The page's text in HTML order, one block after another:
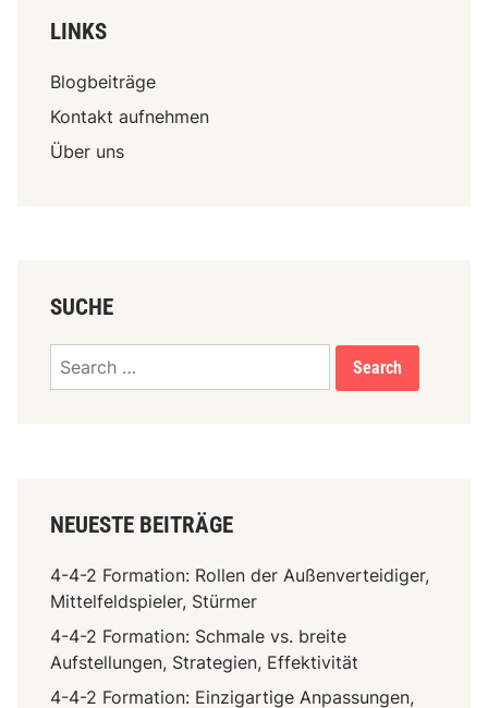
LINKS
Blogbeiträge
Kontakt aufnehmen
Über uns
SUCHE
Search
NEUESTE BEITRÄGE
4-4-2 Formation: Rollen der Außenverteidiger,
Mittelfeldspieler, Stürmer
4-4-2 Formation: Schmale vs. breite
Aufstellungen, Strategien, Effektivität
4-4-2 Formation: Einzigartige Anpassungen,